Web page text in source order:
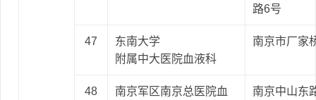
路6号
47
东南大学
附属中大医院血液科
南京市厂家
48
南京军区南京总医院血
南京中山东